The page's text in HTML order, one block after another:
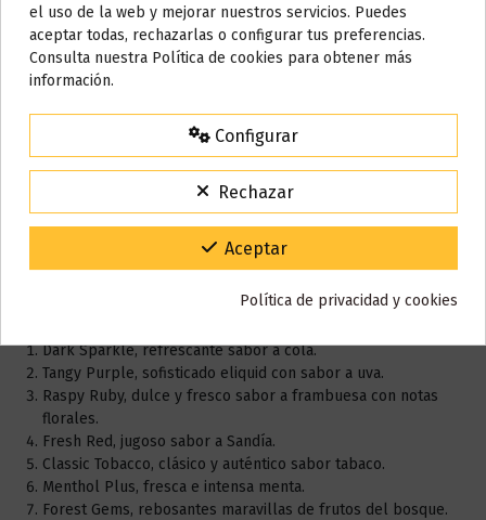
Descripción
Cartuchos imantados y simétricos. Uso para Infinity y
Sistema a prueba de fugas.
Dark Sparkle, refrescante sabor a cola.
Tangy Purple, sofisticado eliquid con sabor a uva.
Raspy Ruby, dulce y fresco sabor a frambuesa con notas
florales.
Fresh Red, jugoso sabor a Sandía.
Classic Tobacco, clásico y auténtico sabor tabaco.
Menthol Plus, fresca e intensa menta.
Forest Gems, rebosantes maravillas de frutos del bosque.
AVISO IMPORTANTE
Nos tomamos unos días
Todos los pedidos realizados desde el
15% de descuento
Para agradecerte la espera durante estos días.
Código:VACACIONES15
Gracias por tu paciencia y por seguir confiando en nosotros.
el uso de la web y mejorar nuestros servicios. Puedes
aceptar todas, rechazarlas o configurar tus preferencias.
Consulta nuestra Política de cookies para obtener más
información.
Configurar
Rechazar
Aceptar
Política de privacidad y cookies